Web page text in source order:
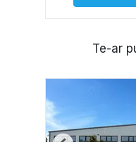
Te-ar